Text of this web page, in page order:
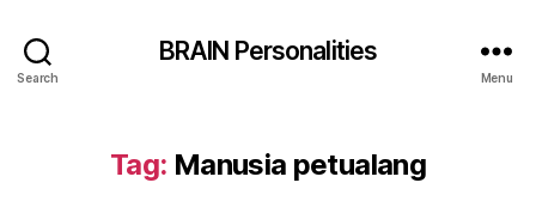
Search
BRAIN Personalities
Menu
Tag: Manusia petualang